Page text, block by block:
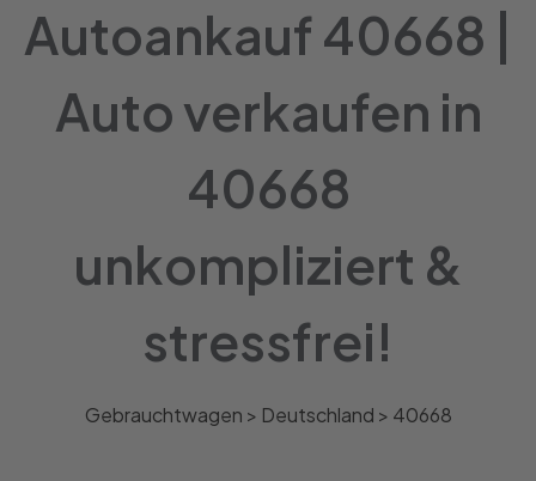
Autoankauf 40668 |
Auto verkaufen in
40668
unkompliziert &
stressfrei!
Gebrauchtwagen > Deutschland > 40668